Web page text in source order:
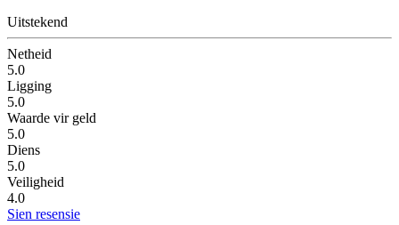
Uitstekend
Netheid
5.0
Ligging
5.0
Waarde vir geld
5.0
Diens
5.0
Veiligheid
4.0
Sien resensie